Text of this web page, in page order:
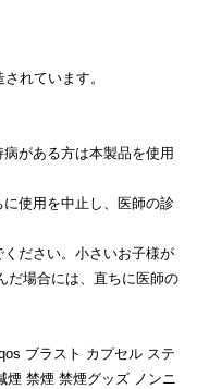
れています。
がある方は本製品を使用
に使用を中止し、医師の診
ください。小さいお子様が
だ場合には、直ちに医師の
ブラスト カプセル ステ
煙 禁煙 禁煙グッズ ノンニ